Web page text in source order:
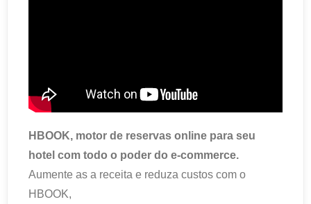
HBOOK, motor de reservas online para seu
hotel com todo o poder do e-commerce.
Aumente as a receita e reduza custos com o
HBOOK,